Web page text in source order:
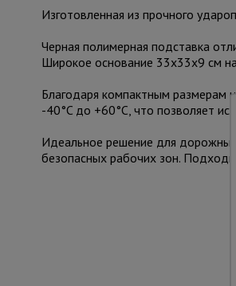
Изготовленная из прочного
Черная полимерная подставка
Широкое основание 33x33x9 см
Благодаря компактным размерам
-40°C до +60°C, что позволяет
Идеальное решение для
безопасных рабочих зон.